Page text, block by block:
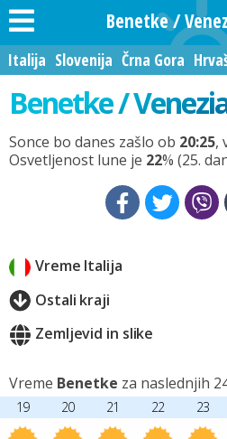
Benetke /
Italija Slovenija Črna Gora
Benetke /
Sonce bo danes zašlo ob 20:25,
Osvetljenost lune je 22% (25.
Vreme Italija
Ostali kraji
Zemljevid in slike
Vreme Benetke za naslednjih
19 20 21 22 23